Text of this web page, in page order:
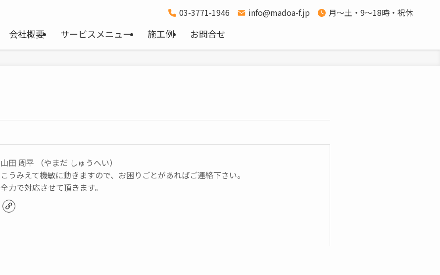
会社概要 サービスメニュー 施工例 お問合せ
03-3771-1946 info@madoa-f.jp 月～土・9～18時・祝休
山田 周平 （やまだ しゅうへい）
こうみえて機敏に動きますので、お困りごとがあればご連絡下さい。
全力で対応させて頂きます。